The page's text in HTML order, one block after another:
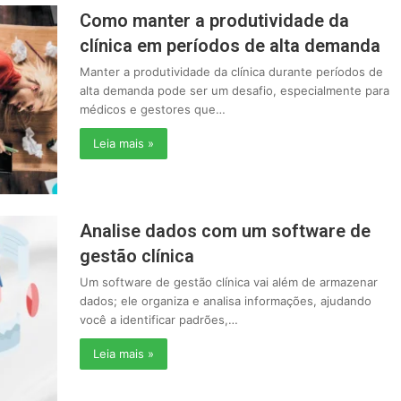
Como manter a produtividade da
clínica em períodos de alta demanda
Manter a produtividade da clínica durante períodos de
alta demanda pode ser um desafio, especialmente para
médicos e gestores que…
Leia mais »
Analise dados com um software de
gestão clínica
Um software de gestão clínica vai além de armazenar
dados; ele organiza e analisa informações, ajudando
você a identificar padrões,…
Leia mais »